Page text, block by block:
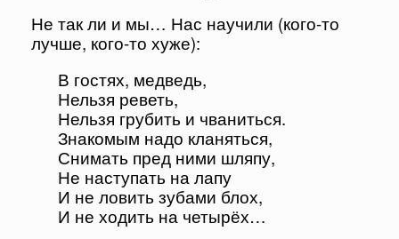
Не так ли и мы… Нас научили (кого-то
лучше, кого-то хуже):
В гостях, медведь,
Нельзя реветь,
Нельзя грубить и чваниться.
Знакомым надо кланяться,
Снимать пред ними шляпу,
Не наступать на лапу
И не ловить зубами блох,
И не ходить на четырёх…